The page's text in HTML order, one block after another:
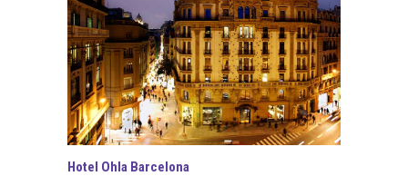
Hotel Ohla Barcelona